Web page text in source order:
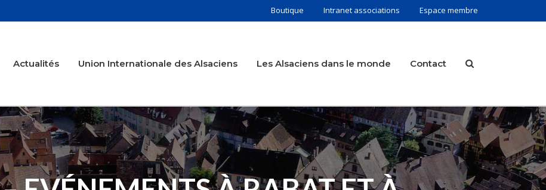
Boutique Intranet associations Espace membre
Actualités Union Internationale des Alsaciens Les Alsaciens dans le monde Contact